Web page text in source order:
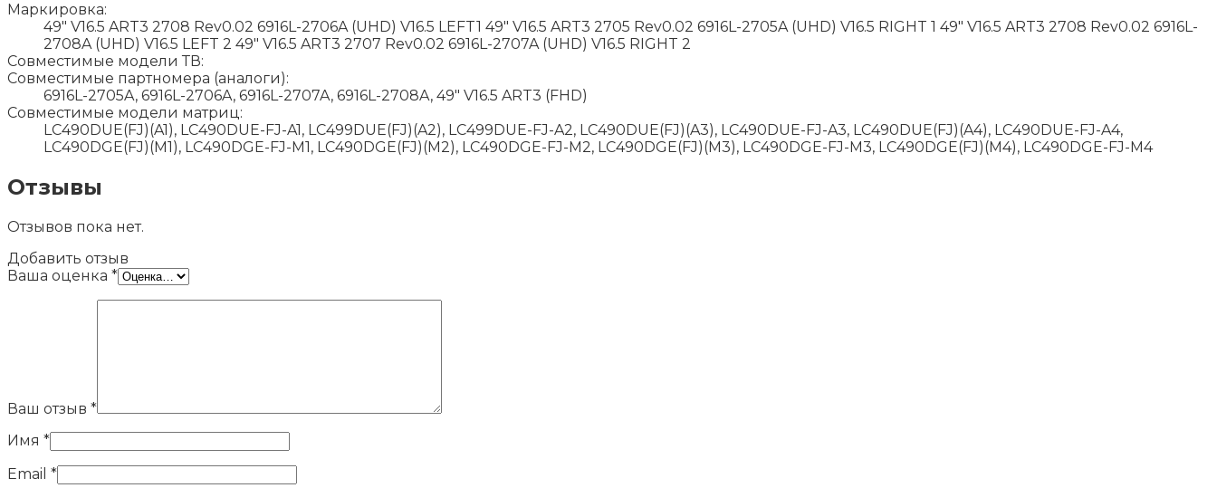
Маркировка:
49" V16.5 ART3 2708 Rev0.02 6916L-2706A (UHD) V16.5 LEFT1 49" V16.5 ART3 2705 Rev0.02 6916L-2705A (UHD) V16.5 RIGHT 1 49" V16.5 ART3 2708 Rev0.02 6916L-
2708A (UHD) V16.5 LEFT 2 49" V16.5 ART3 2707 Rev0.02 6916L-2707A (UHD) V16.5 RIGHT 2
Совместимые модели ТВ:
Совместимые партномера (аналоги):
6916L-2705A, 6916L-2706A, 6916L-2707A, 6916L-2708A, 49″ V16.5 ART3 (FHD)
Совместимые модели матриц:
LC490DUE(FJ)(A1), LC490DUE-FJ-A1, LC499DUE(FJ)(A2), LC499DUE-FJ-A2, LC490DUE(FJ)(A3), LC490DUE-FJ-A3, LC490DUE(FJ)(A4), LC490DUE-FJ-A4,
LC490DGE(FJ)(M1), LC490DGE-FJ-M1, LC490DGE(FJ)(M2), LC490DGE-FJ-M2, LC490DGE(FJ)(M3), LC490DGE-FJ-M3, LC490DGE(FJ)(M4), LC490DGE-FJ-M4
Отзывы
Отзывов пока нет.
Добавить отзыв
Ваша оценка *
Ваш отзыв *
Имя *
Email *